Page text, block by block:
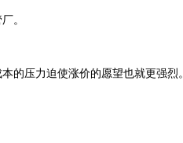
。
的压力迫使涨价的愿望也就更强烈。